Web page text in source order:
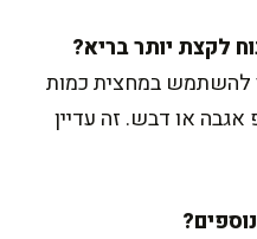
להשתמש במחצית כמות
כפות סירופ אגבה או דבש. זה עדיין